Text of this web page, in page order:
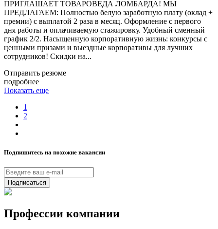
ПРИГЛАШАЕТ ТОВАРОВЕДА ЛОМБАРДА! МЫ
ПРЕДЛАГАЕМ: Полностью белую заработную плату (оклад +
премии) с выплатой 2 раза в месяц. Оформление с первого
дня работы и оплачиваемую стажировку. Удобный сменный
график 2/2. Насыщенную корпоративную жизнь: конкурсы с
ценными призами и выездные корпоративы для лучших
сотрудников! Скидки на...
Отправить резюме
подробнее
Показать еще
1
2
Подпишитесь на похожие вакансии
Подписаться
Профессии компании